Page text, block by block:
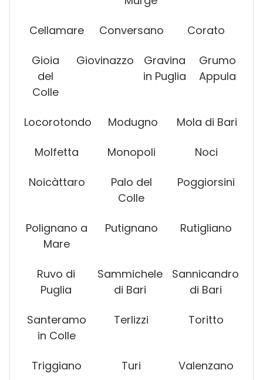
Cellamare Conversano Corato
Gioia
del
Colle
Giovinazzo
Gravina
in Puglia
Grumo
Appula
Locorotondo Modugno Mola di Bari
Molfetta Monopoli Noci
Noicàttaro
Palo del
Colle
Poggiorsini
Polignano a
Mare
Putignano Rutigliano
Ruvo di
Puglia
Sammichele
di Bari
Sannicandro
di Bari
Santeramo
in Colle
Terlizzi Toritto
Triggiano Turi Valenzano